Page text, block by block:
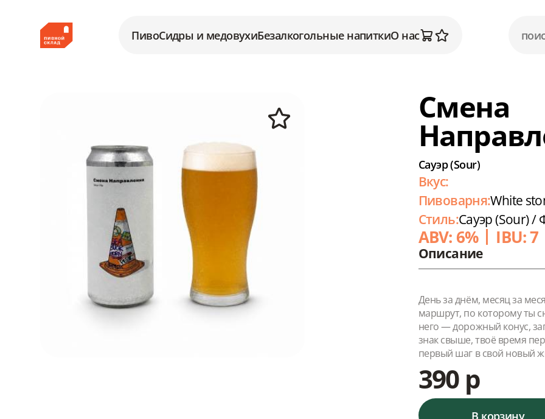
ПивоСидры и медовухиБезалкогольные напиткиО нас
Смена
Сауэр (Sour)
Вкус:
Пивоварня:White
Стиль:Сауэр (Sour) /
ABV: 6% IBU: 7
Описание
День за днём, месяц за
маршрут, по которому ты
него — дорожный конус,
знак свыше, твоё время
первый шаг в свой новый
390 р
В корзину